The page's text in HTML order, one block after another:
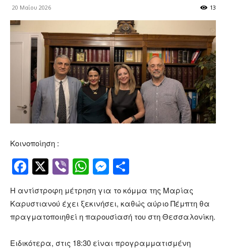
20 Μαΐου 2026 13
Κοινοποίηση :
Facebook
Twitter
ViberWhatsApp
Messenger
Η αντίστροφη μέτρηση για το κόμμα της Μαρίας
Καρυστιανού έχει ξεκινήσει, καθώς αύριο Πέμπτη θα
πραγματοποιηθεί η παρουσίασή του στη Θεσσαλονίκη.
Ειδικότερα, στις 18:30 είναι προγραμματισμένη